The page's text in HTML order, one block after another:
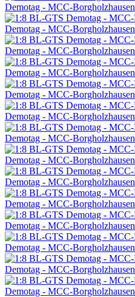
Demotag - MCC-Borgholzhausen
Demotag - MCC-Borgholzhausen
Demotag - MCC-Borgholzhausen
Demotag - MCC-Borgholzhausen
Demotag - MCC-Borgholzhausen
Demotag - MCC-Borgholzhausen
Demotag - MCC-Borgholzhausen
Demotag - MCC-Borgholzhausen
Demotag - MCC-Borgholzhausen
Demotag - MCC-Borgholzhausen
Demotag - MCC-Borgholzhausen
Demotag - MCC-Borgholzhausen
Demotag - MCC-Borgholzhausen
Demotag - MCC-Borgholzhausen